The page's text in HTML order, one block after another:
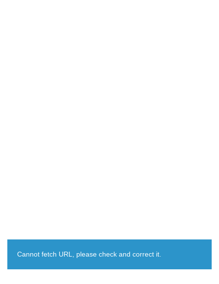
Cannot fetch URL, please check and correct it.